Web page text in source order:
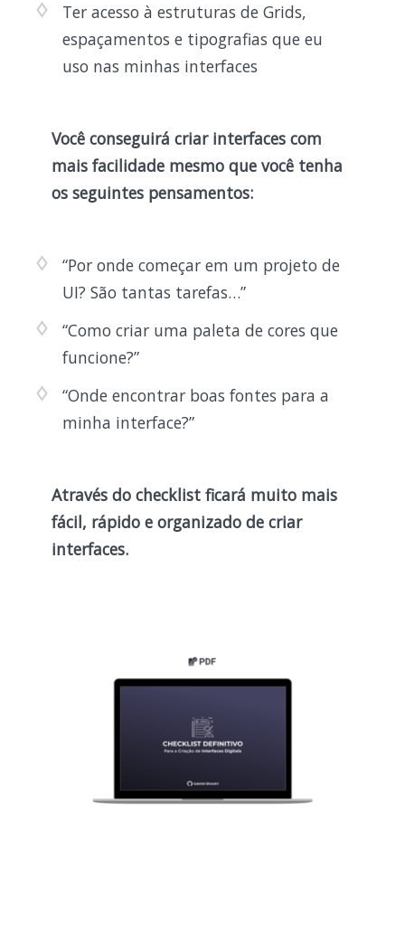
Ter acesso à estruturas de Grids,
espaçamentos e tipografias que eu
uso nas minhas interfaces
Você conseguirá criar interfaces com
mais facilidade mesmo que você tenha
os seguintes pensamentos:
“Por onde começar em um projeto de
UI? São tantas tarefas…”
“Como criar uma paleta de cores que
funcione?”
“Onde encontrar boas fontes para a
minha interface?”
Através do checklist ficará muito mais
fácil, rápido e organizado de criar
interfaces.